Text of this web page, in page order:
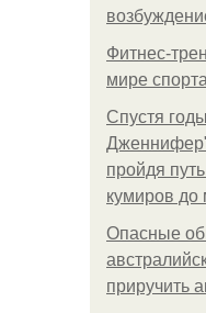
Фитнес-
мире спорта
Спустя
пройдя
кумиров до
Опасные
приручить